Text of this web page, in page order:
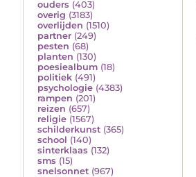
ouders (403)
overig (3183)
overlijden (1510)
partner (249)
pesten (68)
planten (130)
poesiealbum (18)
politiek (491)
psychologie (4383)
rampen (201)
reizen (657)
religie (1567)
schilderkunst (365)
school (140)
sinterklaas (132)
sms (15)
snelsonnet (967)